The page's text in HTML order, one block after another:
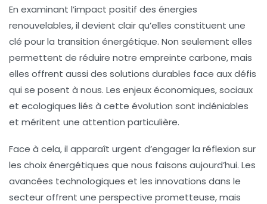
En examinant l’impact positif des énergies
renouvelables, il devient clair qu’elles constituent une
clé pour la transition énergétique. Non seulement elles
permettent de réduire notre empreinte carbone, mais
elles offrent aussi des solutions durables face aux défis
qui se posent à nous. Les enjeux économiques, sociaux
et ecologiques liés à cette évolution sont indéniables
et méritent une attention particulière.
Face à cela, il apparaît urgent d’engager la réflexion sur
les choix énergétiques que nous faisons aujourd’hui. Les
avancées technologiques et les innovations dans le
secteur offrent une perspective prometteuse, mais